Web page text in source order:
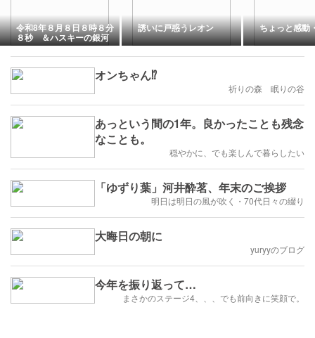
令和8年８月８日８時８分
８秒 ＆ハスキーの銀河
君
誘いに戸惑うレオン ちょっと感動
オンちゃん⁉︎
祈りの森 眠りの谷
あっという間の1年。良かったことも残念
なことも。
穏やかに、でも楽しんで暮らしたい
「ゆずり葉」河井酔茗、年末のご挨拶
明日は明日の風が吹く・70代日々の綴り
大晦日の朝に
yuryyのブログ
今年を振り返って…
まさかのステージ4、、、でも前向きに笑顔で。